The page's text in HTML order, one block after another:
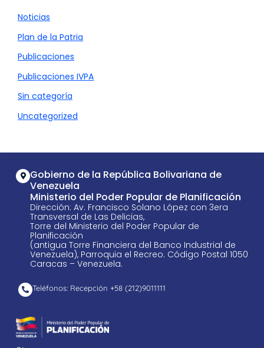
Noticias
Plan de la Patria
Publicaciones
Publicaciones IVPA
Sin categoría
Uncategorized
Gobierno de la República Bolivariana de
Venezuela
Ministerio del Poder Popular de Planificación
Dirección: Av. Francisco Solano López con 3era
Transversal de Las Delicias,
Torre del Ministerio del Poder Popular de
Planificación
(antigua Torre Financiera del Banco Industrial de
Venezuela), Parroquia el Recreo. Código Postal 1050
Caracas – Venezuela.
Teléfonos: Recepción +58 ​(212)9011111